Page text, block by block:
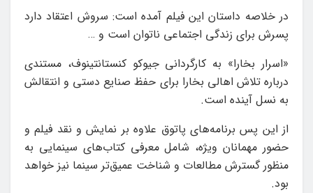
در خلاصه داستان این فیلم آمده است: سروش اعتقاد دارد
پسرش برای زندگی اجتماعی ناتوان است و …
«اسرار بخارا» به کارگردانی جیوکو کنستانتینوف، مستندی
درباره تلاش اهالی بخارا برای حفظ صنایع دستی و انتقالش
به نسل آینده است.
از این پس برنامه‌های پاتوق علاوه بر نمایش و نقد فیلم و
حضور مهمانان ویژه، شامل معرفی کتاب‌های سینمایی به
منظور گسترش مطالعات و شناخت عمیق‌تر سینما نیز خواهد
بود.